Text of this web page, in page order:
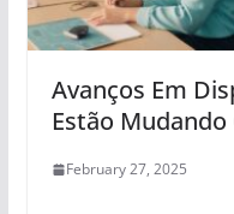
Avanços Em
Estão
February 27, 2025